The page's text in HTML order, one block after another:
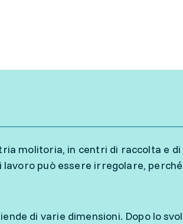
molitoria, in centri di raccolta e
può essere irregolare,
di varie dimensioni. Dopo lo